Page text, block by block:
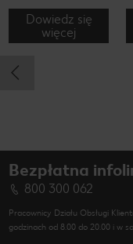
Dowiedz się
więcej
Bezpłatna
800 300 062
Pracownicy Działu Obsługi
godzinach od 8.00 do 20.00 i w